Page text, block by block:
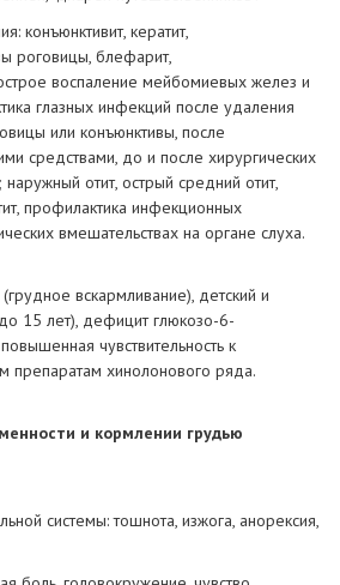
конъюнктивит, кератит,
роговицы, блефарит,
воспаление мейбомиевых желез и
глазных инфекций после удаления
или конъюнктивы, после
средствами, до и после хирургических
отит, острый средний отит,
профилактика инфекционных
вмешательствах на органе слуха.
вскармливание), детский и
15 лет), дефицит глюкозо-6-
чувствительность к
препаратам хинолонового ряда.
и кормлении грудью
системы: тошнота, изжога, анорексия,